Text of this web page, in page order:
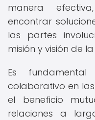
manera
encontrar
las partes
misión y visión de
Es
colaborativo en
el beneficio
relaciones a